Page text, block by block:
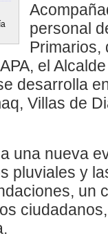
personal
Primarios,
el
desarrolla
Villas de
una nueva
pluviales y
un